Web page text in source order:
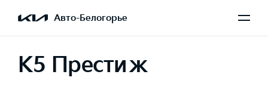
Авто-Белогорье
K5 Престиж